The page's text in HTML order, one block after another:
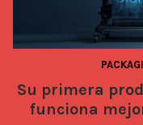
Su primera
funciona